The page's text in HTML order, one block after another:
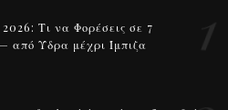
Τι να Φορέσεις σε 7
από Ύδρα μέχρι Ίμπιζα